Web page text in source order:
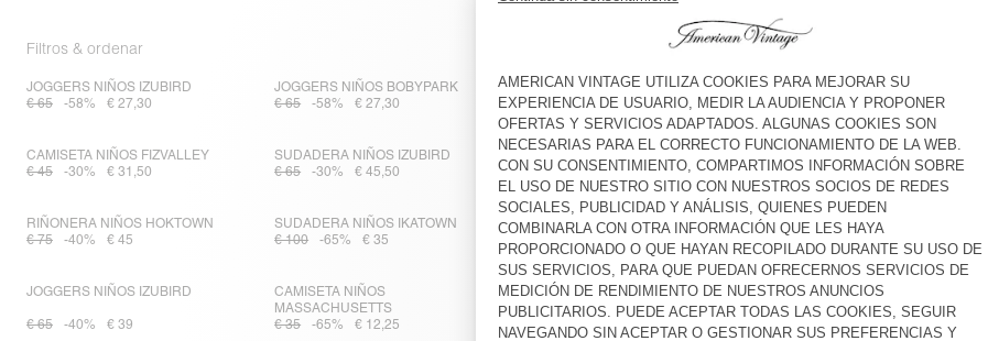
Filtros & ordenar
JOGGERS NIÑOS IZUBIRD
€ 65
-58% € 27,30
JOGGERS NIÑOS BOBYPARK
€ 65
-58% € 27,30
CAMISETA NIÑOS GAMIPY
€ 25
-30% € 17,50
CAMISETA NIÑOS FIZVALLEY
€ 55
-30% € 38,50
CAMISETA NIÑOS FIZVALLEY
€ 45
-30% € 31,50
SUDADERA NIÑOS IZUBIRD
€ 65
-30% € 45,50
€ 55
-30% € 38,50
CAMISETA NIÑOS FIZVALLEY
€ 55
-30% € 38,50
RIÑONERA NIÑOS HOKTOWN
€ 75
-40% € 45
SUDADERA NIÑOS IKATOWN
€ 100
-65% € 35
CAMISA NIÑOS JOYBIRD
€ 85
-65% € 29,75
CAMISETA NIÑOS FIZVALLEY
€ 55
-30% € 38,50
JOGGERS NIÑOS IZUBIRD
€ 65 -40% € 39
CAMISETA NIÑOS
MASSACHUSETTS
€ 35
-65% € 12,25
BERMUDA NIÑOS IZUBIRD
€ 55 -40% € 32,73
JERSEY NIÑOS EAST
€ 100 -60% € 40